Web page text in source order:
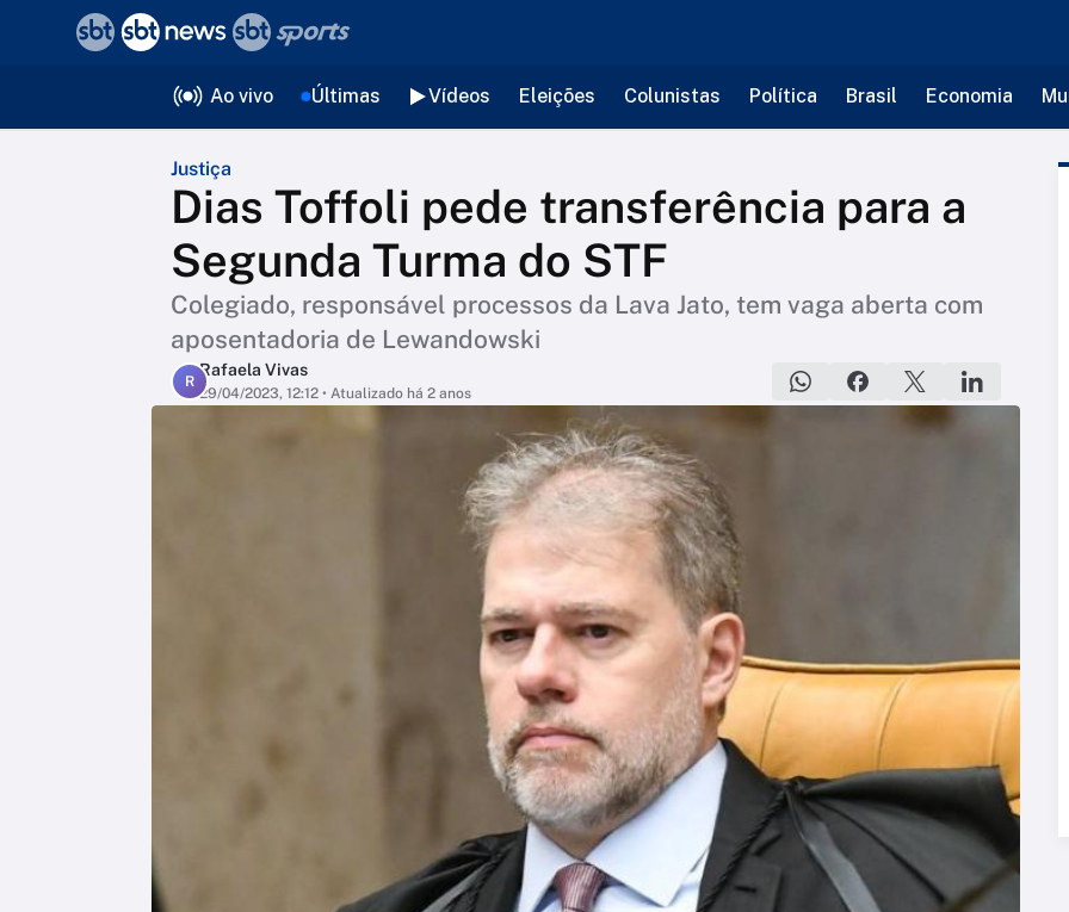
Ao vivo Últimas Vídeos Eleições Colunistas Política Brasil Economia
Justiça
Dias Toffoli pede transferência para a
Segunda Turma do STF
Colegiado, responsável processos da Lava Jato, tem vaga aberta com
aposentadoria de Lewandowski
R
Rafaela Vivas
29/04/2023, 12:12 • Atualizado há 2 anos
voltar
Editorias